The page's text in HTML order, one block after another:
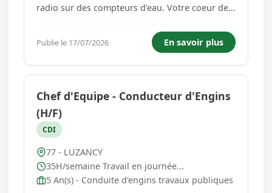
radio sur des compteurs d'eau. Votre coeur de
particuliers et les professionnels selon une
tournée établie par notre donneur d'ordres et
pour poser des modules radio ...
Publie le 17/07/2026 En savoir plus
Chef d'Equipe - Conducteur d'Engins
(H/F)
CDI
77 - LUZANCY
35H/semaine Travail en journée...
5 An(s) - Conduite d'engins travaux publiques